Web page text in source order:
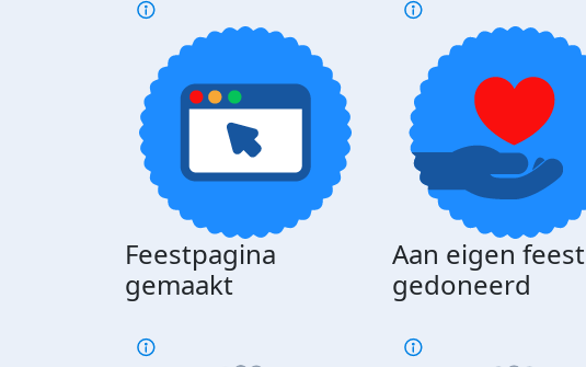
Feestpagina
gemaakt
Aan eigen feest
gedoneerd